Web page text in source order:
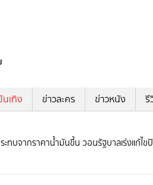
นเทิง ข่าวละคร ข่าวหนัง รี
ะทบจากราคาน้ำมันขึ้น วอนรัฐบาลเร่งแก้ไ